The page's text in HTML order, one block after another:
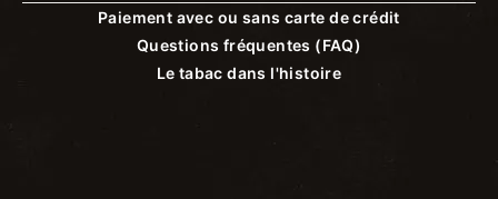
Paiement avec ou sans carte de crédit
Questions fréquentes (FAQ)
Le tabac dans l'histoire